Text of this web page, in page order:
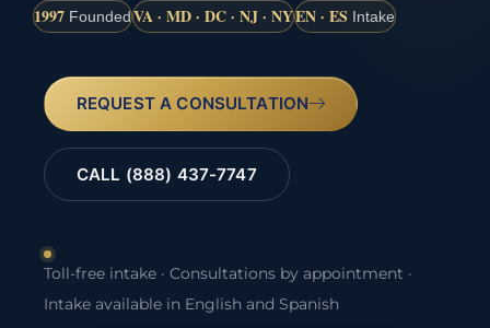
1997 FoundedVA · MD · DC · NJ · NYEN · ES Intake
REQUEST A CONSULTATION
CALL (888) 437-7747
Toll-free intake · Consultations by appointment ·
Intake available in English and Spanish